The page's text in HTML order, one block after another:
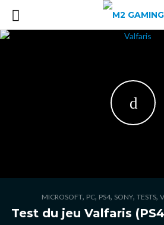
MICROSOFT, PC, PS4, SONY, TESTS,
Test du jeu Valfaris